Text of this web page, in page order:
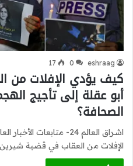
eshraag
0
17
كيف يؤدي الإفلات من
أبو عقلة إلى تأجيج
الصحافة؟
اشراق العالم 24-
الإفلات من العقاب في قضية شيرين